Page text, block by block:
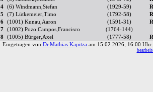
4
(6) Windmann,Stefan (1929-59)
5
(7) Lütkemeier,Timo (1792-58)
6
(1001) Kunau,Aaron (1591-31)
7
(1002) Pozo Campos,Francisco (1764-144)
8
(1005) Bürger,Axel (1777-58)
Eingetragen von Dr.Mathias Kapitzaam 15.02.2026, 16:00